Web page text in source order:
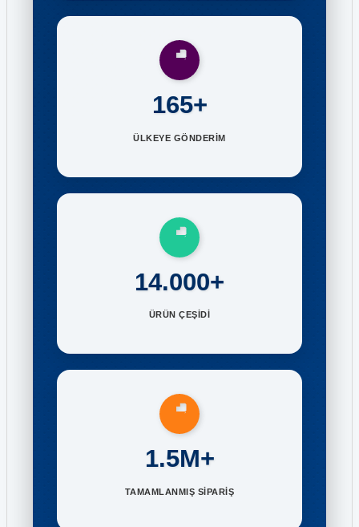
165+
ÜLKEYE GÖNDERİM
14.000+
ÜRÜN ÇEŞİDİ
1.5M+
TAMAMLANMIŞ SİPARİŞ